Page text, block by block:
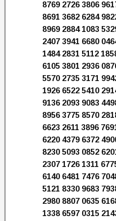
8769 2726 3806
8691 3682 6284
8969 2884 1083
2407 3941 6680
1484 2831 5112
6105 3801 2936
5570 2735 3171
1926 6522 5410
9136 2093 9083
8956 3775 8570
6623 2611 3896
6220 4379 6372
8230 5093 0852
2307 1726 1311
6140 6481 7476
5121 8330 9683
2980 8807 0635
1338 6597 0315